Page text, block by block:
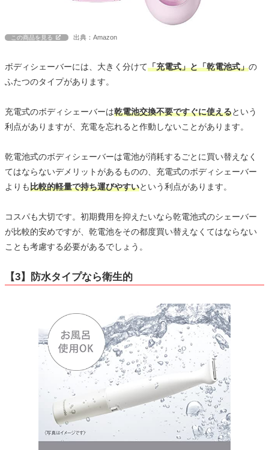
この商品を見る 出典：Amazon
ボディシェーバーには、大きく分けて「充電式」と「乾電池式」の
ふたつのタイプがあります。
充電式のボディシェーバーは乾電池交換不要ですぐに使えるという
利点がありますが、充電を忘れると作動しないことがあります。
乾電池式のボディシェーバーは電池が消耗するごとに買い替えなく
てはならないデメリットがあるものの、充電式のボディシェーバー
よりも比較的軽量で持ち運びやすいという利点があります。
コスパも大切です。初期費用を抑えたいなら乾電池式のシェーバー
が比較的安めですが、乾電池をその都度買い替えなくてはならない
ことも考慮する必要があるでしょう。
【3】防水タイプなら衛生的